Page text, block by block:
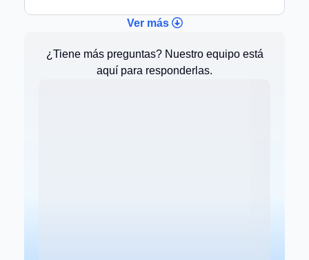
Ver más
¿Tiene más preguntas? Nuestro equipo está
aquí para responderlas.